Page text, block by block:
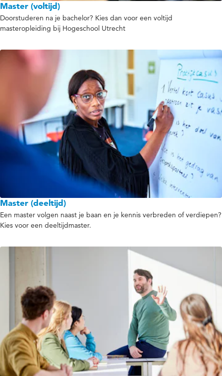
Master (voltijd)
Doorstuderen na je bachelor? Kies dan voor een voltijd
masteropleiding bij Hogeschool Utrecht
Master (deeltijd)
Een master volgen naast je baan en je kennis verbreden of verdiepen?
Kies voor een deeltijdmaster.